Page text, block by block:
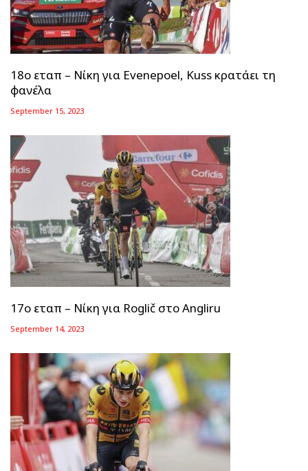
18ο εταπ – Νίκη για Evenepoel, Kuss κρατάει τη
φανέλα
September 15, 2023
17ο εταπ – Νίκη για Roglič στο Angliru
September 14, 2023